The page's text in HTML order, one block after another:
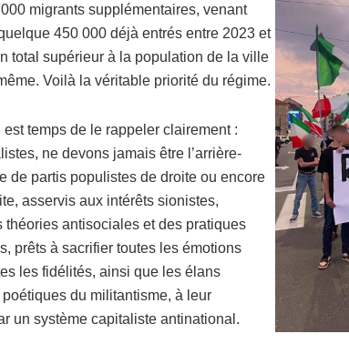
migrants supplémentaires, venant
450 000 déjà entrés entre 2023 et
total supérieur à la population de la ville
Voilà la véritable priorité du régime.
est temps de le rappeler clairement :
ne devons jamais être l’arrière-
de partis populistes de droite ou encore
asservis aux intérêts sionistes,
théories antisociales et des pratiques
prêts à sacrifier toutes les émotions
les fidélités, ainsi que les élans
du militantisme, à leur
un système capitaliste antinational.